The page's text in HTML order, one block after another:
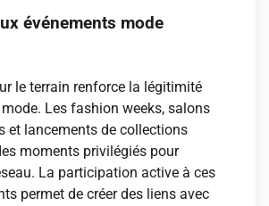
événements mode
le terrain renforce la légitimité
mode. Les fashion weeks, salons
et lancements de collections
moments privilégiés pour
La participation active à ces
permet de créer des liens avec